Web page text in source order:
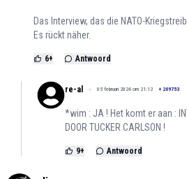
Das Interview, das die NATO-
Es rückt näher.
6+ Antwoord
re-al 05 februari 2024 om 21:12 + 209753
*wim : JA ! Het komt er aan :
DOOR TUCKER CARLSON !
9+ Antwoord